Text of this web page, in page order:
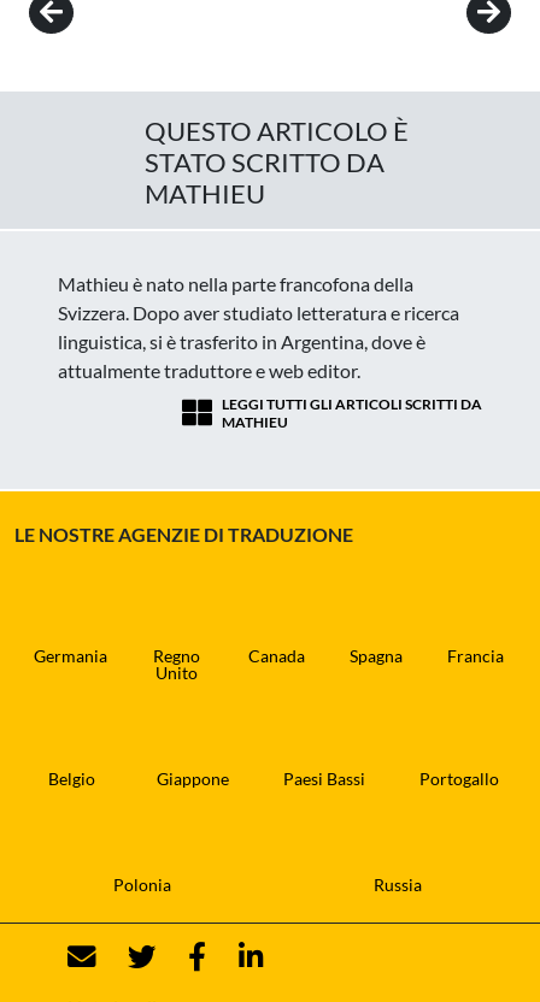
QUESTO ARTICOLO È
STATO SCRITTO DA
MATHIEU
Mathieu è nato nella parte francofona della
Svizzera. Dopo aver studiato letteratura e ricerca
linguistica, si è trasferito in Argentina, dove è
attualmente traduttore e web editor.
LEGGI TUTTI GLI ARTICOLI SCRITTI DA
MATHIEU
LE NOSTRE AGENZIE DI TRADUZIONE
Germania
Regno
Unito
Canada Spagna Francia
Belgio Giappone Paesi Bassi Portogallo
Polonia Russia